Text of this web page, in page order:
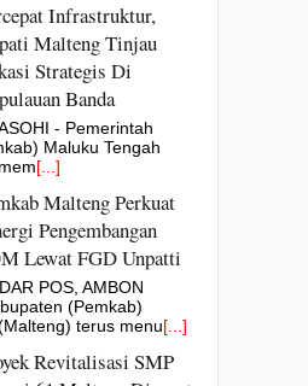
Infrastruktur,
Malteng Tinjau
Strategis Di
Banda
- Pemerintah
Maluku Tengah
[...]
Malteng Perkuat
Pengembangan
Lewat FGD Unpatti
POS, AMBON
(Pemkab)
terus menu[...]
Revitalisasi SMP